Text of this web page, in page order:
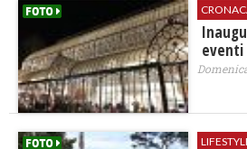
eventi